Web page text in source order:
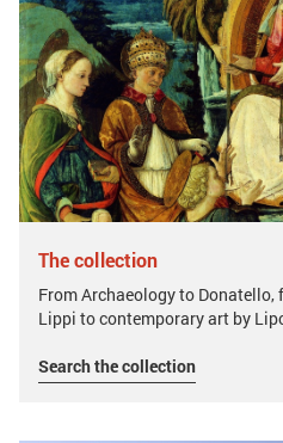
The collection
From Archaeology to
Lippi to contemporary art by
Search the collection